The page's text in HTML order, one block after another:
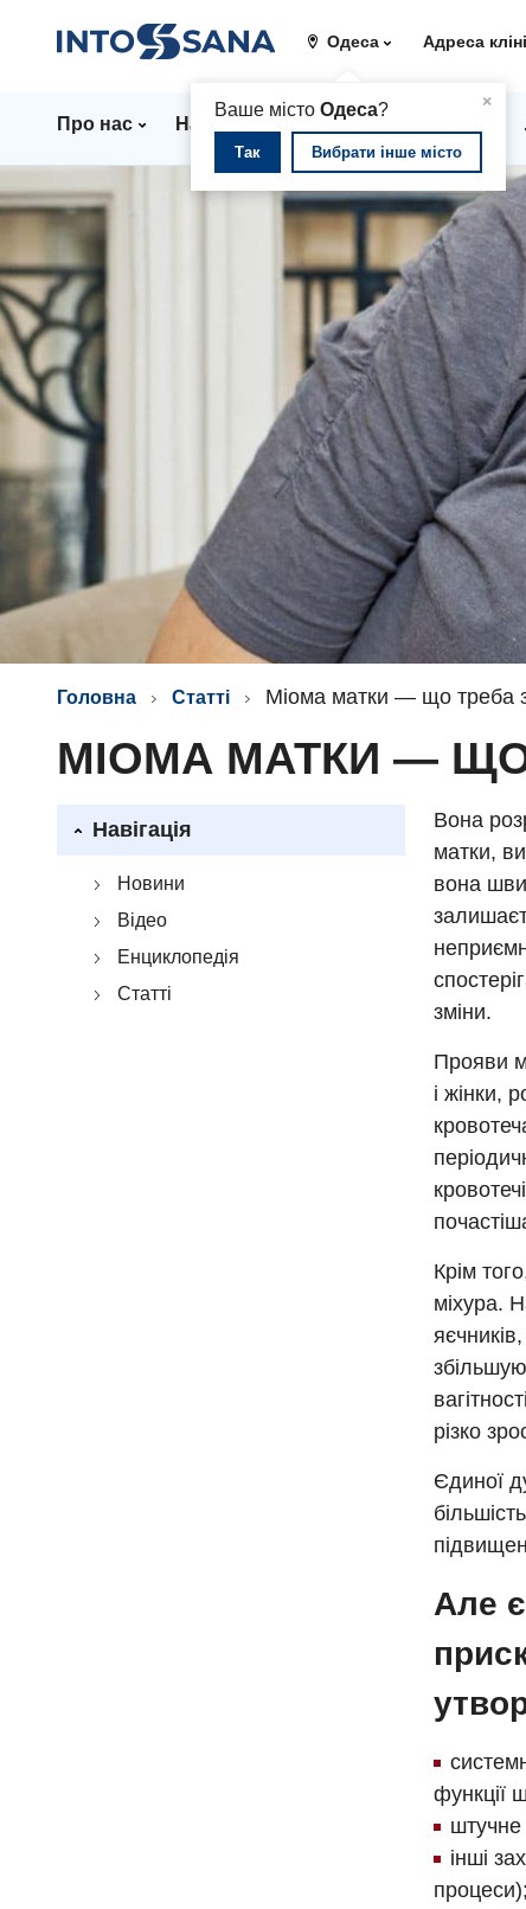
Одеса
×
Ваше містоОдеса?
Так Вибрати інше місто
Адреса
Про нас Напрямки Стаціонар
Головна Статті Міома матки — що треба
МІОМА МАТКИ —
Навігація
Новини
Відео
Енциклопедія
Статті
Вона
матки,
вона
зміни.
Прояви
і жінки,
Крім
міхура.
різко
Єдиної
Але є
функції
штучне
інші
процеси);